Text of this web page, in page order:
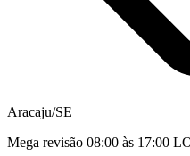
Aracaju/SE
Mega revisão 08:00 às 17:00